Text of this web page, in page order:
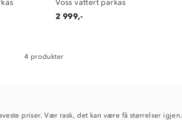
Voss vattert parkas
2 999,-
4 produkter
priser. Vær rask, det kan være få størrelser igjen.